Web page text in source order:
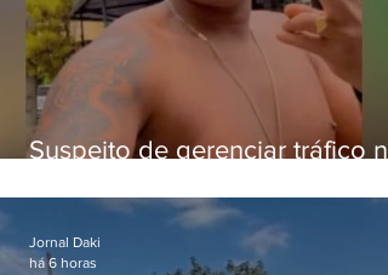
Suspeito de gerenciar tráfico na
foragido
Jornal Daki
há 6 horas